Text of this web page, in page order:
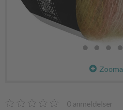
Zooma
0 anmeldelser